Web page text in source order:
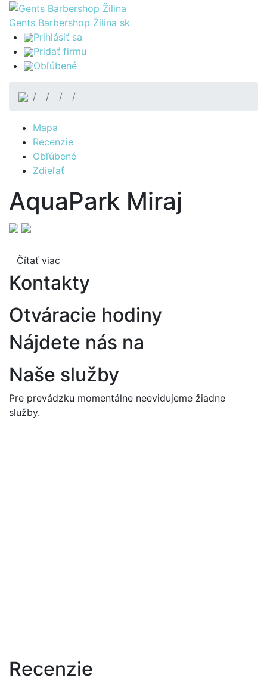
Gents Barbershop Žilina sk
Prihlásiť sa
Pridať firmu
Obľúbené
Mapa
Recenzie
Obľúbené
Zdieľať
AquaPark Miraj
Čítať viac
Kontakty
Otváracie hodiny
Nájdete nás na
Naše služby
Pre prevádzku momentálne neevidujeme žiadne
služby.
Recenzie